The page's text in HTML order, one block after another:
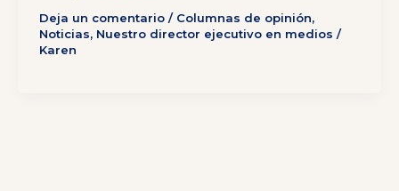
Deja un comentario / Columnas de opinión,
Noticias, Nuestro director ejecutivo en medios /
Karen